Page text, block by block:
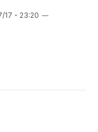
17 - 23:20